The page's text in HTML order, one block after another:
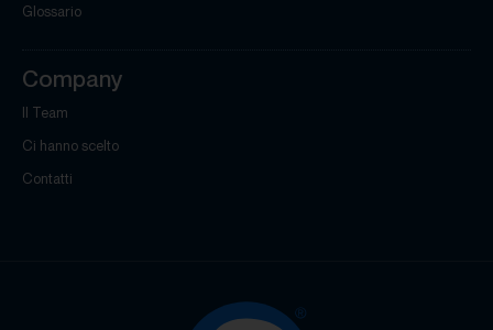
Glossario
Company
Il Team
Ci hanno scelto
Contatti